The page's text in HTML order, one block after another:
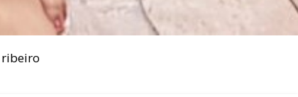
ribeiro